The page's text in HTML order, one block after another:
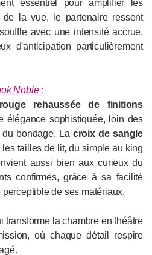
essentiel pour amplifier les
de la vue, le partenaire ressent
avec une intensité accrue,
d'anticipation particulièrement
Noble :
rehaussée de finitions
élégance sophistiquée, loin des
bondage. La croix de sangle
tailles de lit, du simple au king
aussi bien aux curieux du
confirmés, grâce à sa facilité
de ses matériaux.
transforme la chambre en théâtre
où chaque détail respire